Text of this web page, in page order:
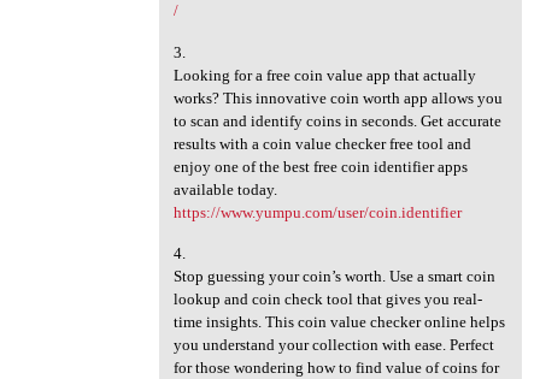
/
3.
Looking for a free coin value app that actually
works? This innovative coin worth app allows you
to scan and identify coins in seconds. Get accurate
results with a coin value checker free tool and
enjoy one of the best free coin identifier apps
available today.
https://www.yumpu.com/user/coin.identifier
4.
Stop guessing your coin’s worth. Use a smart coin
lookup and coin check tool that gives you real-
time insights. This coin value checker online helps
you understand your collection with ease. Perfect
for those wondering how to find value of coins for